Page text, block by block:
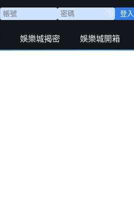
登入
娛樂城揭密 娛樂城開箱